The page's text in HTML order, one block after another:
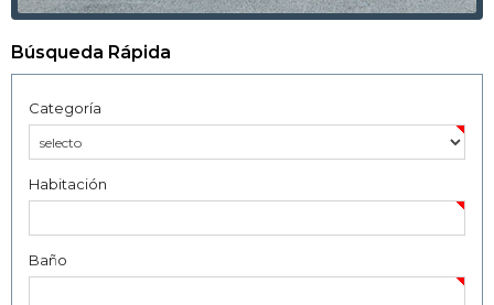
Búsqueda Rápida
Categoría
Habitación
Baño